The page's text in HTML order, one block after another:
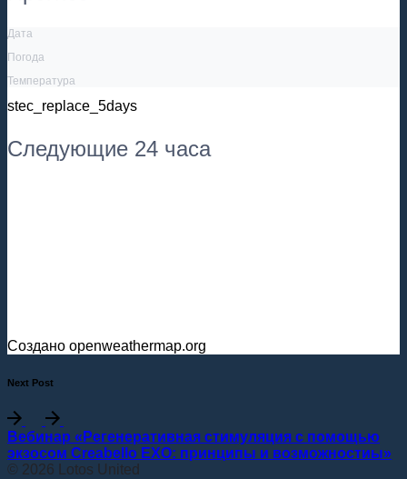
Дата
Погода
Температура
stec_replace_5days
Следующие 24 часа
Создано openweathermap.org
Next Post
Вебинар «Регенеративная стимуляция с помощью
экзосом Creabello EXO: принципы и возможностиы»
© 2026 Lotos United